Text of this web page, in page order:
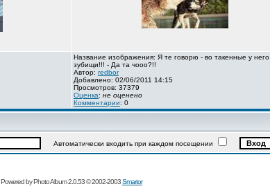
Название изображения: Я те говорю - во такенные у него
зубищи!!! - Да та чооо?!!
Автор: redbor
Добавлено: 02/06/2011 14:15
Просмотров: 37379
Оценка: не оценено
Комментарии: 0
Автоматически входить при каждом посещении
Powered by Photo Album 2.0.53 © 2002-2003Smartor